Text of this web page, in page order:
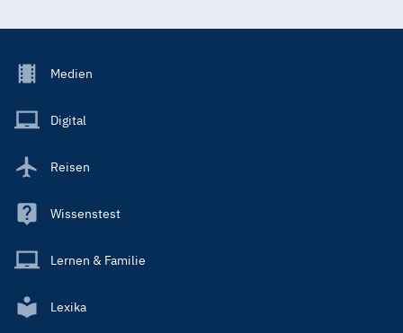
Footer
Main
Medien
Digital
Reisen
Wissenstest
Lernen & Familie
Lexika